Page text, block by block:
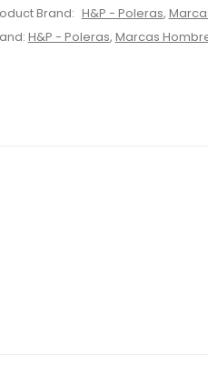
Brand: H&P - Poleras,
H&P - Poleras, Marcas